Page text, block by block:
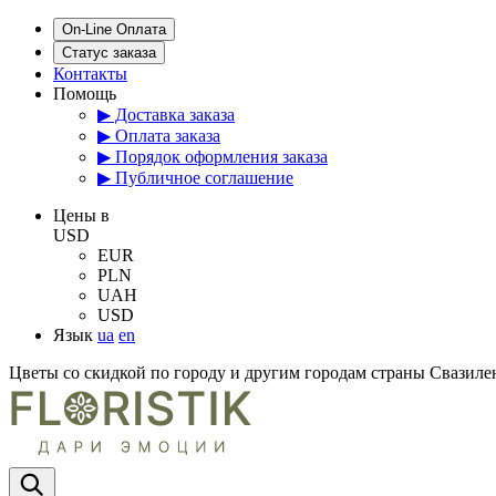
On-Line Оплата
Статус заказа
Контакты
Помощь
▶ Доставка заказа
▶ Оплата заказа
▶ Порядок оформления заказа
▶ Публичное соглашение
Цены в
USD
EUR
PLN
UAH
USD
Язык ua en
Цветы со скидкой по городу и другим городам страны